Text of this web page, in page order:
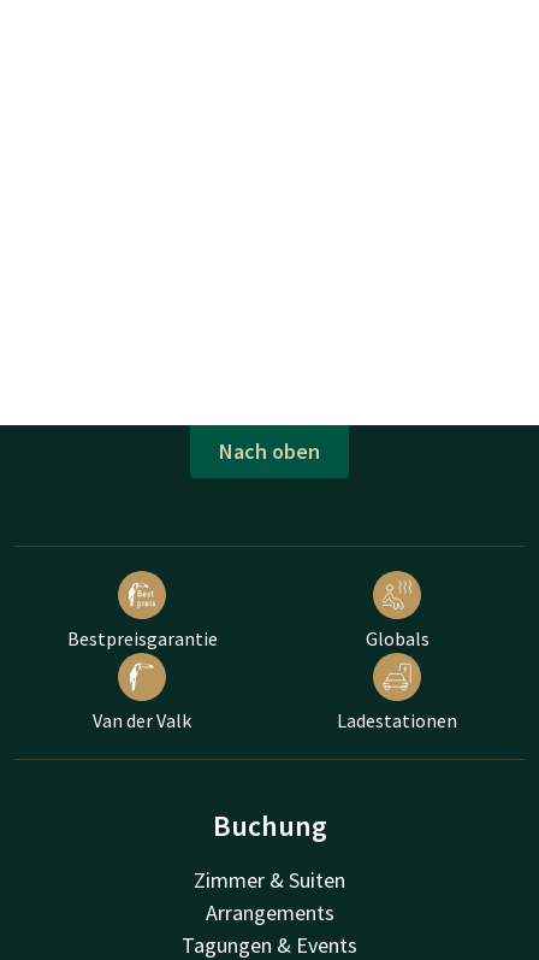
Nach oben
Bestpreisgarantie Globals
Van der Valk Ladestationen
Buchung
Zimmer & Suiten
Arrangements
Tagungen & Events